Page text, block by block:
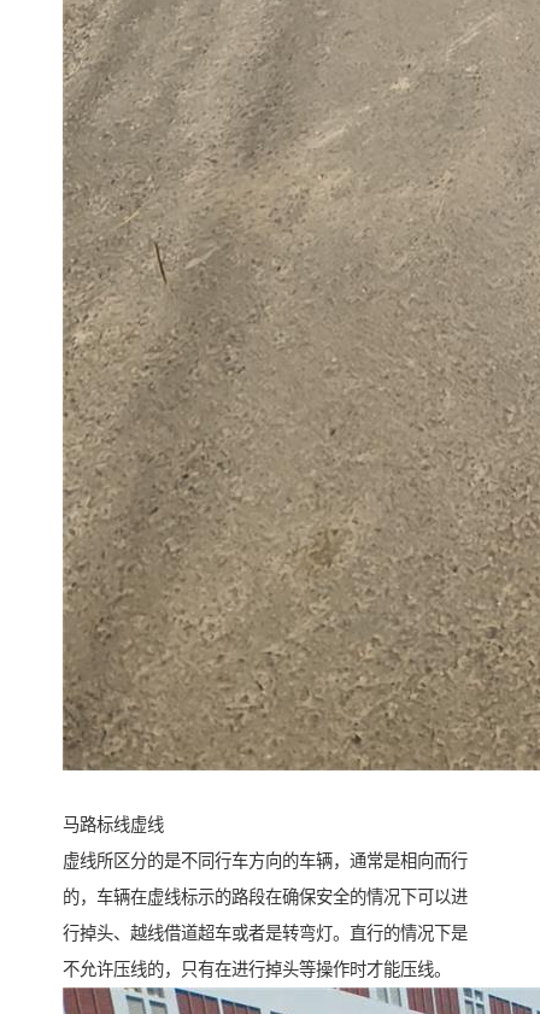
马路标线虚线
虚线所区分的是不同行车方向的车辆，通常是相向而行
的，车辆在虚线标示的路段在确保安全的情况下可以进
行掉头、越线借道超车或者是转弯灯。直行的情况下是
不允许压线的，只有在进行掉头等操作时才能压线。